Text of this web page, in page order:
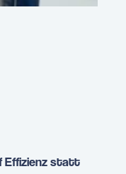
Effizienz statt